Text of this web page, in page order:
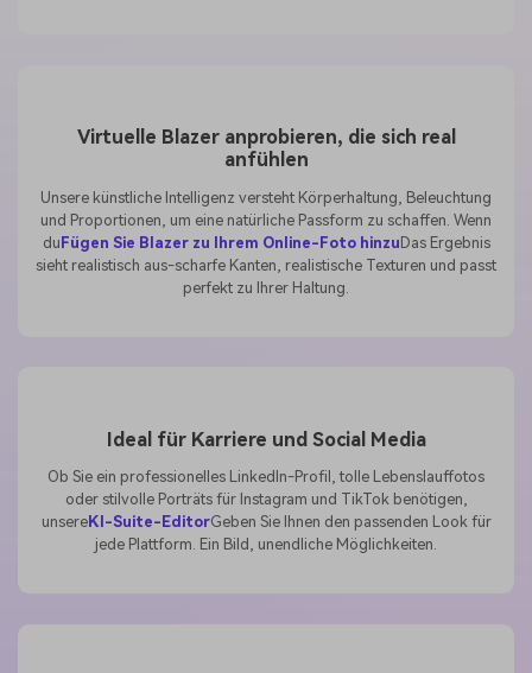
Virtuelle Blazer anprobieren, die sich real
anfühlen
Unsere künstliche Intelligenz versteht Körperhaltung, Beleuchtung
und Proportionen, um eine natürliche Passform zu schaffen. Wenn
du Fügen Sie Blazer zu Ihrem Online-Foto hinzu Das Ergebnis
sieht realistisch aus-scharfe Kanten, realistische Texturen und passt
perfekt zu Ihrer Haltung.
Ideal für Karriere und Social Media
Ob Sie ein professionelles LinkedIn-Profil, tolle Lebenslauffotos
oder stilvolle Porträts für Instagram und TikTok benötigen,
unsereKI-Suite-EditorGeben Sie Ihnen den passenden Look für
jede Plattform. Ein Bild, unendliche Möglichkeiten.